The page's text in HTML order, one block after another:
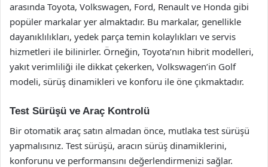
arasında Toyota, Volkswagen, Ford, Renault ve Honda gibi
popüler markalar yer almaktadır. Bu markalar, genellikle
dayanıklılıkları, yedek parça temin kolaylıkları ve servis
hizmetleri ile bilinirler. Örneğin, Toyota’nın hibrit modelleri,
yakıt verimliliği ile dikkat çekerken, Volkswagen’in Golf
modeli, sürüş dinamikleri ve konforu ile öne çıkmaktadır.
Test Sürüşü ve Araç Kontrolü
Bir otomatik araç satın almadan önce, mutlaka test sürüşü
yapmalısınız. Test sürüşü, aracın sürüş dinamiklerini,
konforunu ve performansını değerlendirmenizi sağlar.